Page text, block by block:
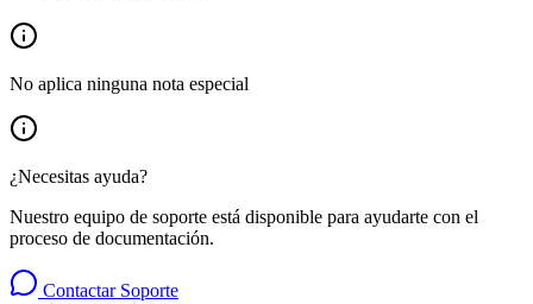
No aplica ninguna nota especial
¿Necesitas ayuda?
Nuestro equipo de soporte está disponible para ayudarte con el
proceso de documentación.
Contactar Soporte